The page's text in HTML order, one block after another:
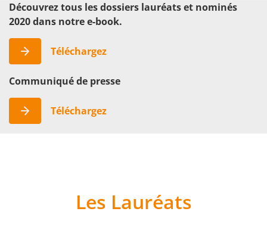
Découvrez tous les dossiers lauréats et nominés
2020 dans notre e-book.
Téléchargez
Communiqué de presse
Téléchargez
Les Lauréats